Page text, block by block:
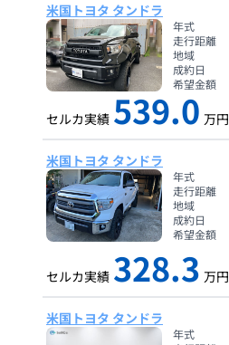
米国トヨタ タンドラ
年式
走行距離
地域
成約日
希望金額
セルカ実績 539.0 万円
米国トヨタ タンドラ
年式
走行距離
地域
成約日
希望金額
セルカ実績 328.3 万円
米国トヨタ タンドラ
年式